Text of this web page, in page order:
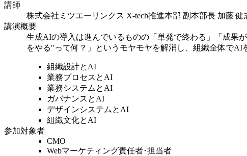
講師
株式会社ミツエーリンクス X-tech推進本部 副本部長 加藤 健
講演概要
生成AIの導入は進んでいるものの「単発で終わる」「成果
をやる"って何？」というモヤモヤを解消し、組織全体でAI
組織設計とAI
業務プロセスとAI
業務システムとAI
ガバナンスとAI
デザインシステムとAI
組織文化とAI
参加対象者
CMO
Webマーケティング責任者･担当者